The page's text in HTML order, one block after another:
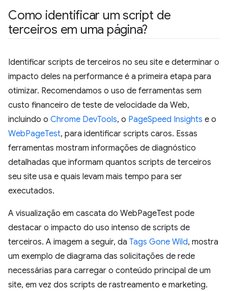
Como identificar um script de
terceiros em uma página?
Identificar scripts de terceiros no seu site e determinar o
impacto deles na performance é a primeira etapa para
otimizar. Recomendamos o uso de ferramentas sem
custo financeiro de teste de velocidade da Web,
incluindo o Chrome DevTools, o PageSpeed Insights e o
WebPageTest, para identificar scripts caros. Essas
ferramentas mostram informações de diagnóstico
detalhadas que informam quantos scripts de terceiros
seu site usa e quais levam mais tempo para ser
executados.
A visualização em cascata do WebPageTest pode
destacar o impacto do uso intenso de scripts de
terceiros. A imagem a seguir, da Tags Gone Wild, mostra
um exemplo de diagrama das solicitações de rede
necessárias para carregar o conteúdo principal de um
site, em vez dos scripts de rastreamento e marketing.